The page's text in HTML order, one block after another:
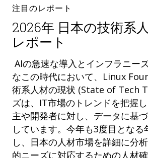
注目のレポート
2026年 日本の技術系
レポート
AIの急速な導入とインフラニー
なこの時代において、Linux
術系人材の現状 (State of Tech
ズは、IT市場のトレンドを把握
主や開発者に対し、データに基
しています。今年も3度目とな
し、日本の人材市場を詳細に分
的ニーズに対応するための人材